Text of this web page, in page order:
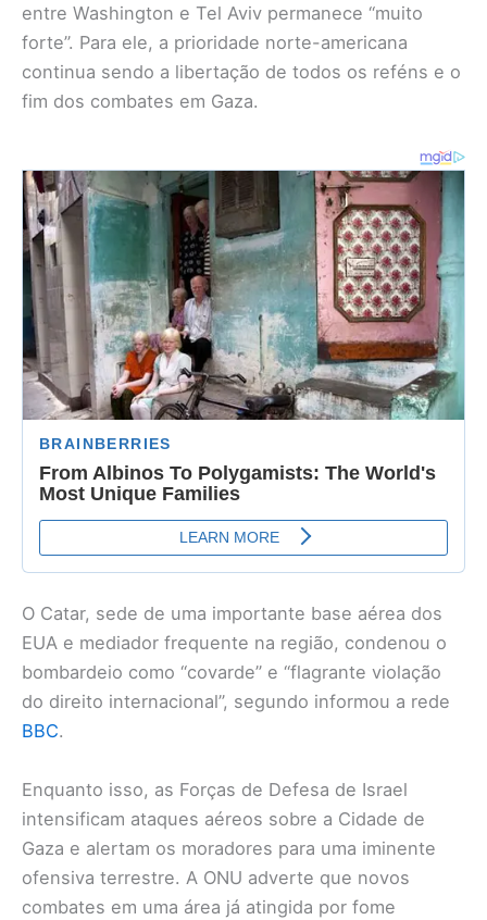
entre Washington e Tel Aviv permanece “muito
forte”. Para ele, a prioridade norte-americana
continua sendo a libertação de todos os reféns e o
fim dos combates em Gaza.
O Catar, sede de uma importante base aérea dos
EUA e mediador frequente na região, condenou o
bombardeio como “covarde” e “flagrante violação
do direito internacional”, segundo informou a rede
BBC.
Enquanto isso, as Forças de Defesa de Israel
intensificam ataques aéreos sobre a Cidade de
Gaza e alertam os moradores para uma iminente
ofensiva terrestre. A ONU adverte que novos
combates em uma área já atingida por fome